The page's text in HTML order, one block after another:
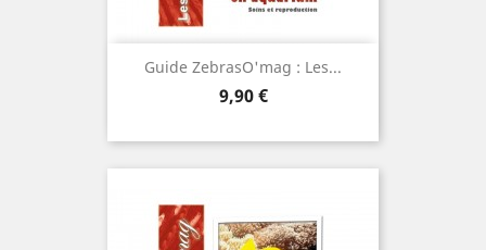
Guide ZebrasO'mag : Les...
Prix
9,90 €